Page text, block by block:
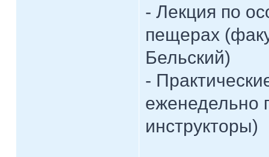
- Лекция по
пещерах
Бельский)
-
еженедельно
инструкторы)